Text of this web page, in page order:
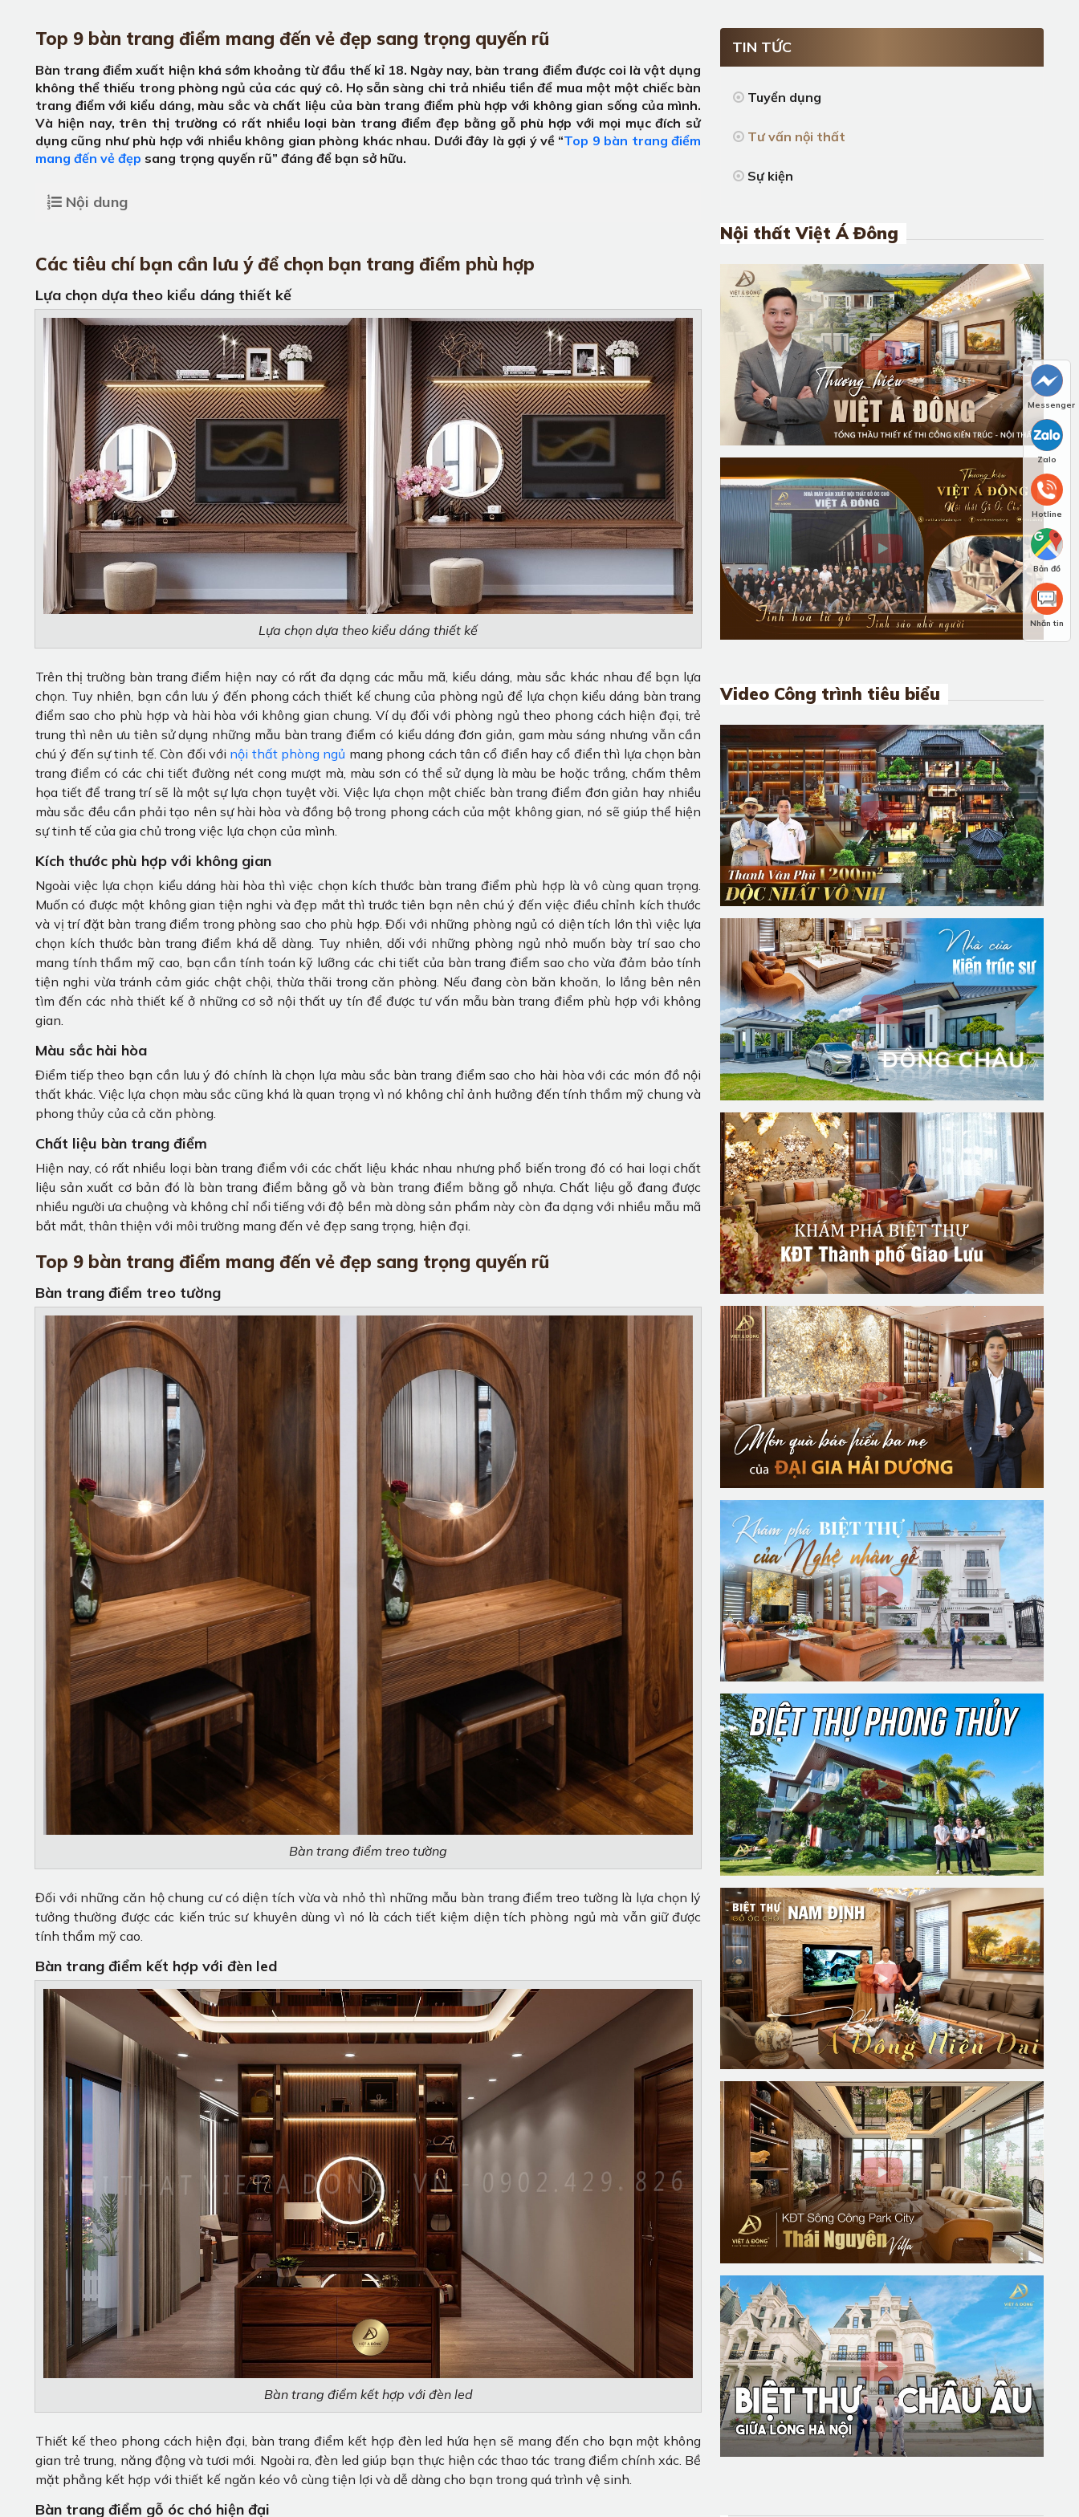
Top 9 bàn trang điểm mang đến vẻ đẹp sang trọng quyến rũ
Bàn trang điểm xuất hiện khá sớm khoảng từ đầu thế kỉ 18. Ngày nay, bàn trang điểm được coi là vật dụng
không thể thiếu trong phòng ngủ của các quý cô. Họ sẵn sàng chi trả nhiều tiền để mua một một chiếc bàn
trang điểm với kiểu dáng, màu sắc và chất liệu của bàn trang điểm phù hợp với không gian sống của mình.
Và hiện nay, trên thị trường có rất nhiều loại bàn trang điểm đẹp bằng gỗ phù hợp với mọi mục đích sử
dụng cũng như phù hợp với nhiều không gian phòng khác nhau. Dưới đây là gợi ý về “Top 9 bàn trang điểm
mang đến vẻ đẹp sang trọng quyến rũ” đáng để bạn sở hữu.
Nội dung
Các tiêu chí bạn cần lưu ý để chọn bạn trang điểm phù hợp
Lựa chọn dựa theo kiểu dáng thiết kế
Lựa chọn dựa theo kiểu dáng thiết kế
Trên thị trường bàn trang điểm hiện nay có rất đa dạng các mẫu mã, kiểu dáng, màu sắc khác nhau để bạn lựa
chọn. Tuy nhiên, bạn cần lưu ý đến phong cách thiết kế chung của phòng ngủ để lựa chọn kiểu dáng bàn trang
điểm sao cho phù hợp và hài hòa với không gian chung. Ví dụ đối với phòng ngủ theo phong cách hiện đại, trẻ
trung thì nên ưu tiên sử dụng những mẫu bàn trang điểm có kiểu dáng đơn giản, gam màu sáng nhưng vẫn cần
chú ý đến sự tinh tế. Còn đối với nội thất phòng ngủ mang phong cách tân cổ điển hay cổ điển thì lựa chọn bàn
trang điểm có các chi tiết đường nét cong mượt mà, màu sơn có thể sử dụng là màu be hoặc trắng, chấm thêm
họa tiết để trang trí sẽ là một sự lựa chọn tuyệt vời. Việc lựa chọn một chiếc bàn trang điểm đơn giản hay nhiều
màu sắc đều cần phải tạo nên sự hài hòa và đồng bộ trong phong cách của một không gian, nó sẽ giúp thể hiện
sự tinh tế của gia chủ trong việc lựa chọn của mình.
Kích thước phù hợp với không gian
Ngoài việc lựa chọn kiểu dáng hài hòa thì việc chọn kích thước bàn trang điểm phù hợp là vô cùng quan trọng.
Muốn có được một không gian tiện nghi và đẹp mắt thì trước tiên bạn nên chú ý đến việc điều chỉnh kích thước
và vị trí đặt bàn trang điểm trong phòng sao cho phù hợp. Đối với những phòng ngủ có diện tích lớn thì việc lựa
chọn kích thước bàn trang điểm khá dễ dàng. Tuy nhiên, dối với những phòng ngủ nhỏ muốn bày trí sao cho
mang tính thẩm mỹ cao, bạn cần tính toán kỹ lưỡng các chi tiết của bàn trang điểm sao cho vừa đảm bảo tính
tiện nghi vừa tránh cảm giác chật chội, thừa thãi trong căn phòng. Nếu đang còn băn khoăn, lo lắng bên nên
tìm đến các nhà thiết kế ở những cơ sở nội thất uy tín để được tư vấn mẫu bàn trang điểm phù hợp với không
gian.
Màu sắc hài hòa
Điểm tiếp theo bạn cần lưu ý đó chính là chọn lựa màu sắc bàn trang điểm sao cho hài hòa với các món đồ nội
thất khác. Việc lựa chọn màu sắc cũng khá là quan trọng vì nó không chỉ ảnh hưởng đến tính thẩm mỹ chung và
phong thủy của cả căn phòng.
Chất liệu bàn trang điểm
Hiện nay, có rất nhiều loại bàn trang điểm với các chất liệu khác nhau nhưng phổ biến trong đó có hai loại chất
liệu sản xuất cơ bản đó là bàn trang điểm bằng gỗ và bàn trang điểm bằng gỗ nhựa. Chất liệu gỗ đang được
nhiều người ưa chuộng và không chỉ nổi tiếng với độ bền mà dòng sản phẩm này còn đa dạng với nhiều mẫu mã
bắt mắt, thân thiện với môi trường mang đến vẻ đẹp sang trọng, hiện đại.
Top 9 bàn trang điểm mang đến vẻ đẹp sang trọng quyến rũ
Bàn trang điểm treo tường
Bàn trang điểm treo tường
Đối với những căn hộ chung cư có diện tích vừa và nhỏ thì những mẫu bàn trang điểm treo tường là lựa chọn lý
tưởng thường được các kiến trúc sư khuyên dùng vì nó là cách tiết kiệm diện tích phòng ngủ mà vẫn giữ được
tính thẩm mỹ cao.
Bàn trang điểm kết hợp với đèn led
Bàn trang điểm kết hợp với đèn led
Thiết kế theo phong cách hiện đại, bàn trang điểm kết hợp đèn led hứa hẹn sẽ mang đến cho bạn một không
gian trẻ trung, năng động và tươi mới. Ngoài ra, đèn led giúp bạn thực hiện các thao tác trang điểm chính xác. Bề
mặt phẳng kết hợp với thiết kế ngăn kéo vô cùng tiện lợi và dễ dàng cho bạn trong quá trình vệ sinh.
Bàn trang điểm gỗ óc chó hiện đại
TIN TỨC
Tuyển dụng
Tư vấn nội thất
Sự kiện
Nội thất Việt Á Đông
Video Công trình tiêu biểu
Messenger
Zalo
Hotline
Bản đồ
Nhắn tin